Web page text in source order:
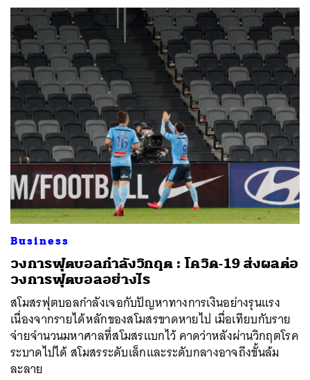
Business
วงการฟุตบอลกำลังวิกฤต : โควิด-19 ส่งผลต่อ
วงการฟุตบอลอย่างไร
สโมสรฟุตบอลกำลังเจอกับปัญหาทางการเงินอย่างรุนแรง
เนื่องจากรายได้หลักของสโมสรขาดหายไป เมื่อเทียบกับราย
จ่ายจำนวนมหาศาลที่สโมสรแบกไว้ คาดว่าหลังผ่านวิกฤตโรค
ระบาดไปได้ สโมสรระดับเล็กและระดับกลางอาจถึงขั้นล้ม
ละลาย